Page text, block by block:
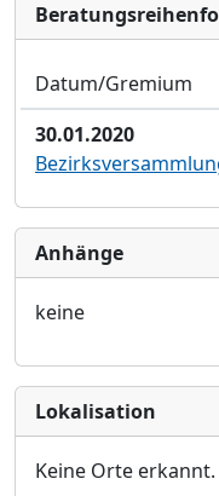
Datum/Gremium
30.01.2020
Anhänge
keine
Lokalisation
Keine Orte erkannt.